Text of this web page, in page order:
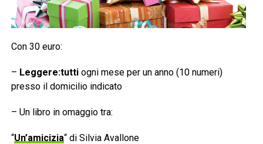
Con 30 euro:
– Leggere:tuttiogni mese per un anno (10 numeri)
presso il domicilio indicato
– Un libro in omaggio tra:
“Un’amicizia“ di Silvia Avallone